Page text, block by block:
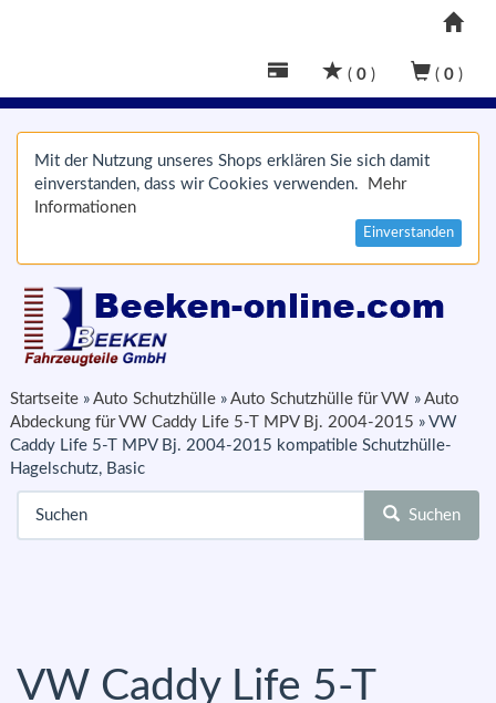
( 0 ) ( 0 )
Mit der Nutzung unseres Shops erklären Sie sich damit
einverstanden, dass wir Cookies verwenden.
Mehr
Informationen
Einverstanden
Startseite » Auto Schutzhülle » Auto Schutzhülle für VW » Auto
Abdeckung für VW Caddy Life 5-T MPV Bj. 2004-2015 » VW
Caddy Life 5-T MPV Bj. 2004-2015 kompatible Schutzhülle-
Hagelschutz, Basic
Suchen
VW Caddy Life 5-T